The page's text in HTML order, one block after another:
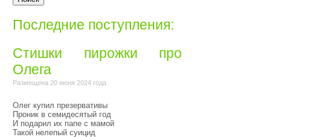
Последние поступления:
Стишки пирожки про
Олега⁠⁠
Размещена 20 июня 2024 года
Олег купил презервативы
Проник в семидесятый год
И подарил их папе с мамой
Такой нелепый суицид